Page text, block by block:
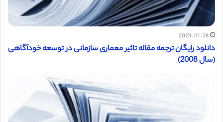
2023-01-28
دانلود رایگان ترجمه مقاله تاثیر معماری سازمانی در توسعه خودآگاهی
(سال 2008)